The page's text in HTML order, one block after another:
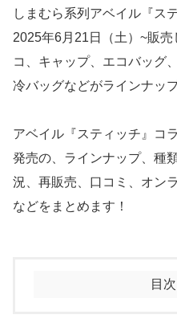
しまむら系列アベイル『ス
2025年6月21日（土）~販
コ、キャップ、エコバッグ
冷バッグなどがラインナップ
アベイル『スティッチ』コ
発売の、ラインナップ、種
況、再販売、口コミ、オン
などをまとめます！
目次